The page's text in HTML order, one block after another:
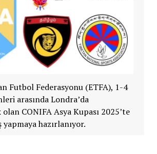
Futbol Federasyonu (ETFA), 1-4
arasında Londra’da
CONIFA Asya Kupası 2025’te
yapmaya hazırlanıyor.